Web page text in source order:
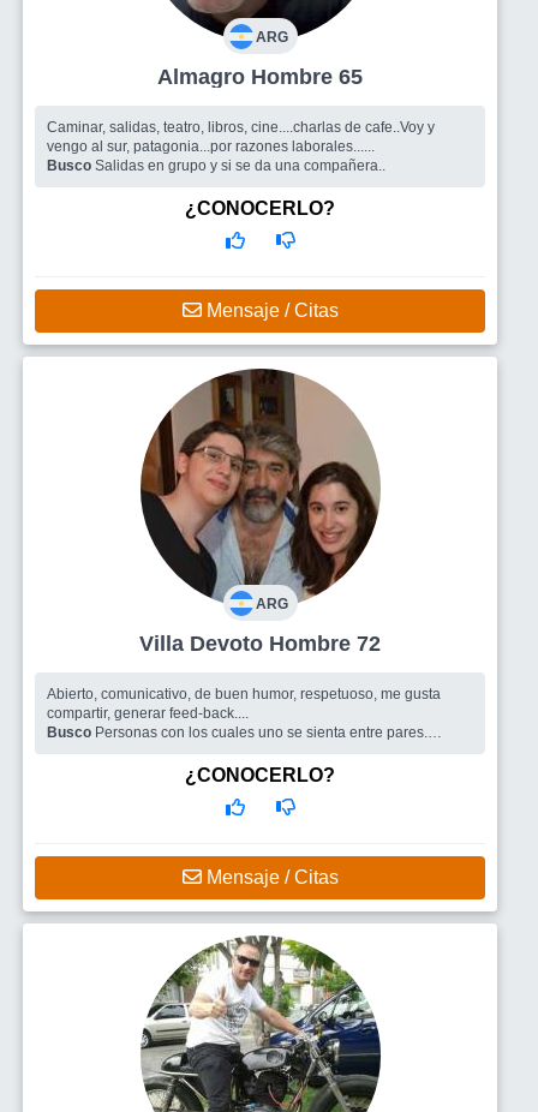
ARG
Almagro Hombre 65
Caminar, salidas, teatro, libros, cine....charlas de cafe..Voy y
vengo al sur, patagonia...por razones laborales......
Busco Salidas en grupo y si se da una compañera..
¿CONOCERLO?
Mensaje / Citas
ARG
Villa Devoto Hombre 72
Abierto, comunicativo, de buen humor, respetuoso, me gusta
compartir, generar feed-back....
Busco Personas con los cuales uno se sienta entre pares.
¿CONOCERLO?
Mensaje / Citas